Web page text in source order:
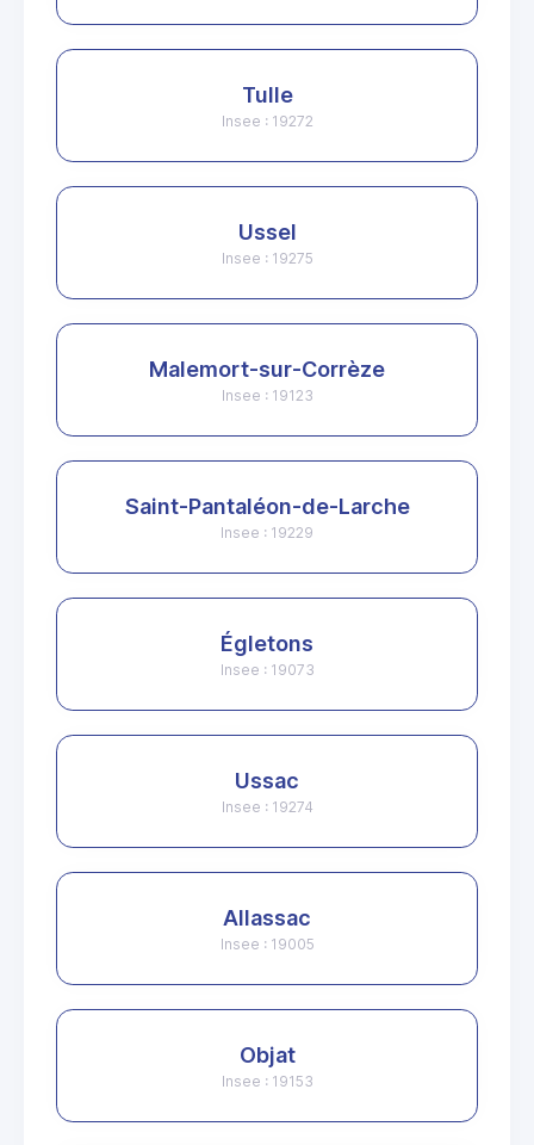
Tulle
Insee : 19272
Ussel
Insee : 19275
Malemort-sur-Corrèze
Insee : 19123
Saint-Pantaléon-de-Larche
Insee : 19229
Égletons
Insee : 19073
Ussac
Insee : 19274
Allassac
Insee : 19005
Objat
Insee : 19153